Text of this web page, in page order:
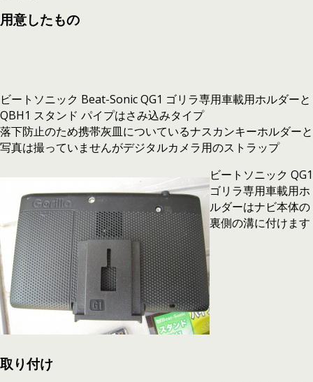
用意したもの
ビートソニック Beat-Sonic QG1 ゴリラ専用車載用ホルダーと
QBH1 スタンド パイプはさみ込みタイプ
落下防止のため携帯灰皿についているナスカンキーホルダーと
写真は撮っていませんがデジタルカメラ用のストラップ
ビートソニック QG1
ゴリラ専用車載用ホ
ルダーはナビ本体の
裏側の溝に付けます
取り付け